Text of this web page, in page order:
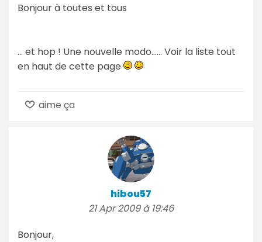
Bonjour à toutes et tous
... et hop ! Une nouvelle modo...... Voir la liste tout
en haut de cette page
aime ça
hibou57
21 Apr 2009 à 19:46
Bonjour,